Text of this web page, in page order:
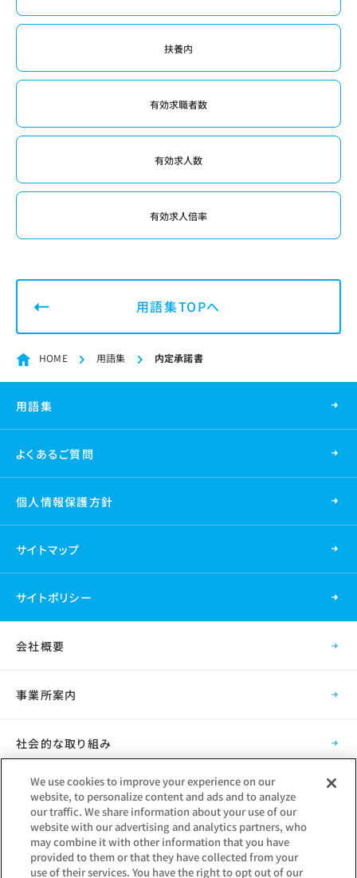
扶養内
有効求職者数
有効求人数
有効求人倍率
用語集TOPへ
HOME 用語集 内定承諾書
用語集
よくあるご質問
個人情報保護方針
サイトマップ
サイトポリシー
会社概要
事業所案内
社会的な取り組み
採用情報
グループ会社
We use cookies to improve your experience on our
website, to personalize content and ads and to analyze
our traffic. We share information about your use of our
website with our advertising and analytics partners, who
may combine it with other information that you have
provided to them or that they have collected from your
use of their services. You have the right to opt out of our